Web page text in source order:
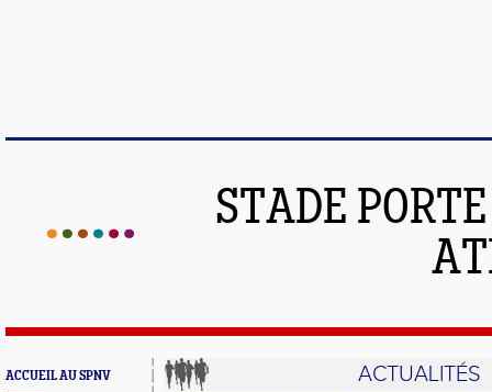
STADE
ACCUEIL AU SPNV ACTUALITÉS